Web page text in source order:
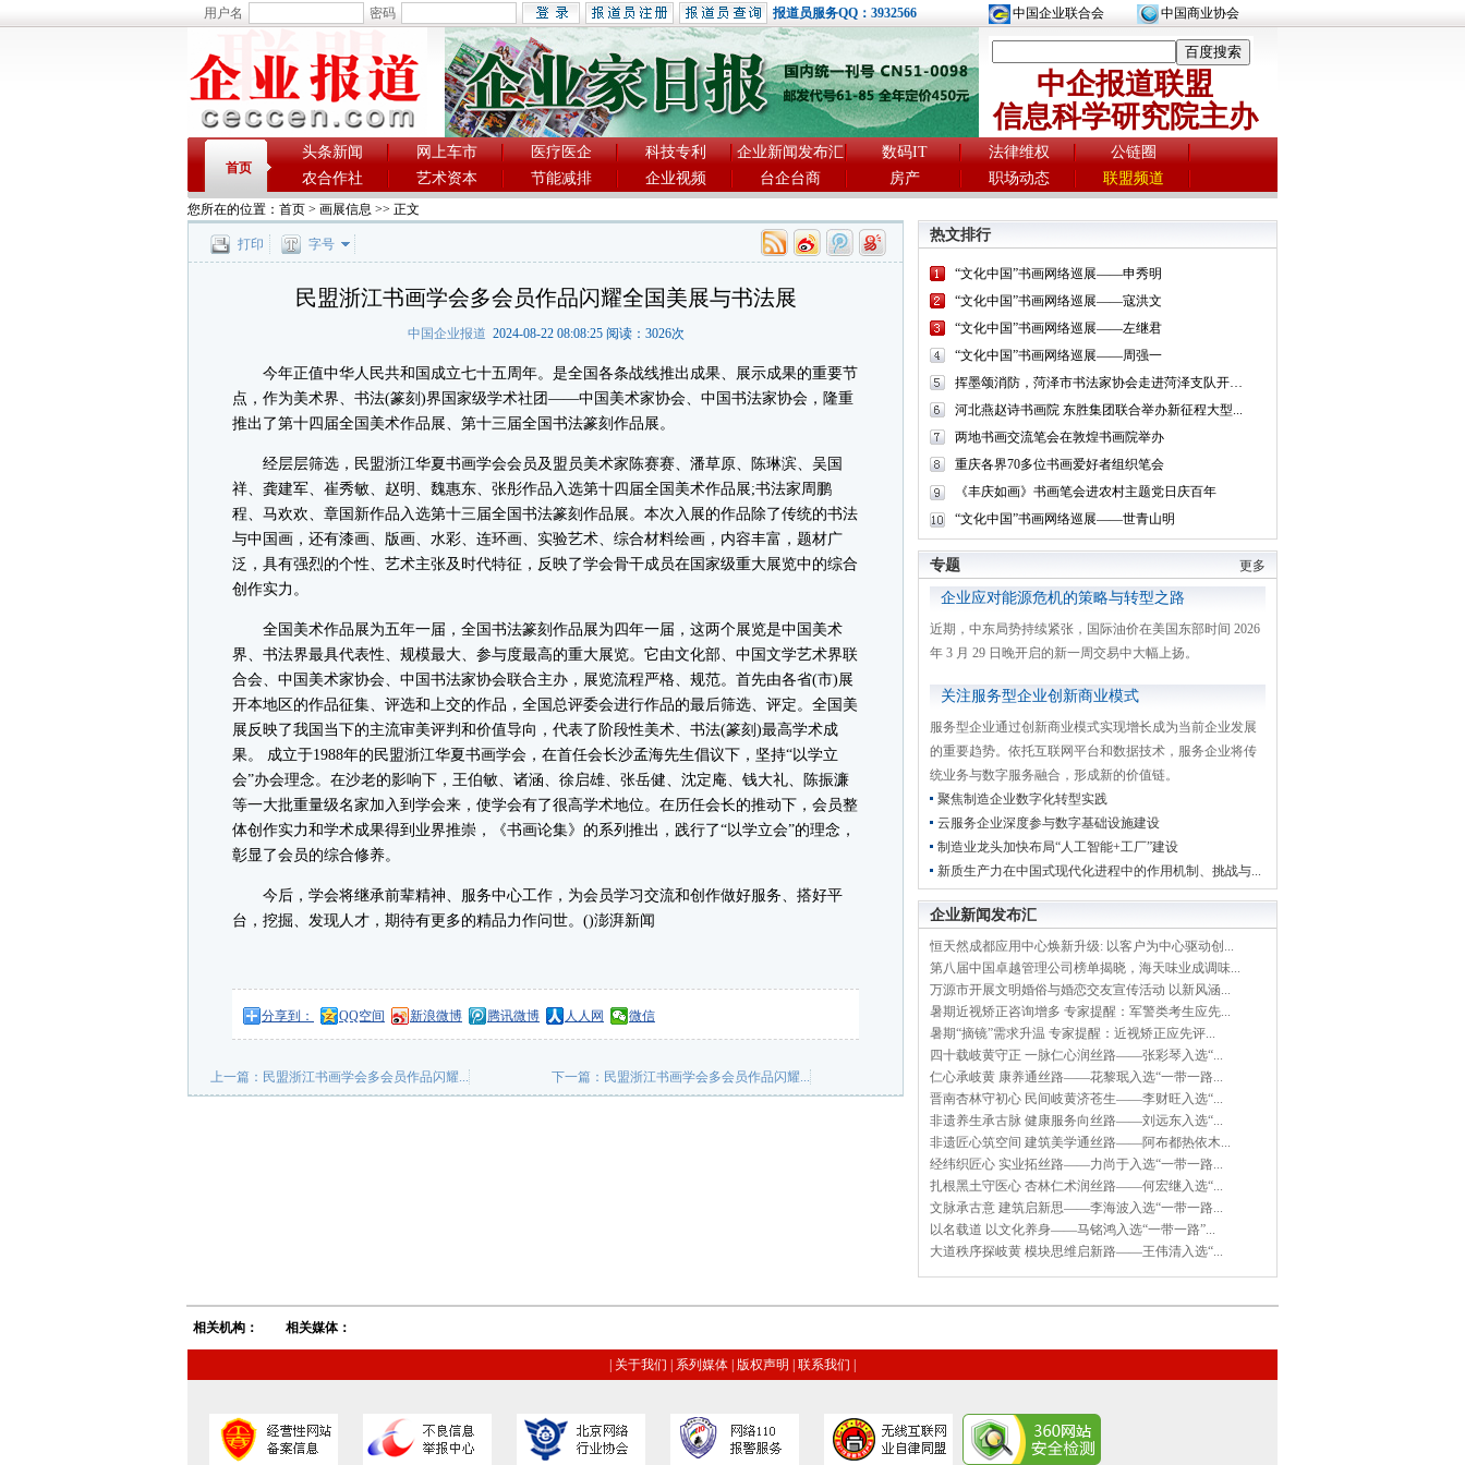
中国企业联合会 中国商业协会
用户名 密码 报道员服务QQ：3932566
中企报道联盟
信息科学研究院主办
首页
头条新闻 网上车市 医疗医企 科技专利 企业新闻发布汇 数码IT 法律维权
公链圈
农合作社
艺术资本 节能减排 企业视频 台企台商 房产 职场动态 联盟频道
您所在的位置： 首页 > 画展信息 >> 正文
打印 字号
民盟浙江书画学会多会员作品闪耀全国美展与书法展
中国企业报道 2024-08-22 08:08:25 阅读： 3026次
今年正值中华人民共和国成立七十五周年。是全国各条战线推出成果、展示成果的重要节
点，作为美术界、书法(篆刻)界国家级学术社团――中国美术家协会、中国书法家协会，隆重
推出了第十四届全国美术作品展、第十三届全国书法篆刻作品展。
经层层筛选，民盟浙江华夏书画学会会员及盟员美术家陈赛赛、潘草原、陈琳滨、吴国
祥、龚建军、崔秀敏、赵明、魏惠东、张彤作品入选第十四届全国美术作品展;书法家周鹏
程、马欢欢、章国新作品入选第十三届全国书法篆刻作品展。本次入展的作品除了传统的书法
与中国画，还有漆画、版画、水彩、连环画、实验艺术、综合材料绘画，内容丰富，题材广
泛，具有强烈的个性、艺术主张及时代特征，反映了学会骨干成员在国家级重大展览中的综合
创作实力。
全国美术作品展为五年一届，全国书法篆刻作品展为四年一届，这两个展览是中国美术
界、书法界最具代表性、规模最大、参与度最高的重大展览。它由文化部、中国文学艺术界联
合会、中国美术家协会、中国书法家协会联合主办，展览流程严格、规范。首先由各省(市)展
开本地区的作品征集、评选和上交的作品，全国总评委会进行作品的最后筛选、评定。全国美
展反映了我国当下的主流审美评判和价值导向，代表了阶段性美术、书法(篆刻)最高学术成
果。 成立于1988年的民盟浙江华夏书画学会，在首任会长沙孟海先生倡议下，坚持“以学立
会”办会理念。在沙老的影响下，王伯敏、诸涵、徐启雄、张岳健、沈定庵、钱大礼、陈振濂
等一大批重量级名家加入到学会来，使学会有了很高学术地位。在历任会长的推动下，会员整
体创作实力和学术成果得到业界推崇，《书画论集》的系列推出，践行了“以学立会”的理念，
彰显了会员的综合修养。
今后，学会将继承前辈精神、服务中心工作，为会员学习交流和创作做好服务、搭好平
台，挖掘、发现人才，期待有更多的精品力作问世。()澎湃新闻
分享到： QQ空间 新浪微博 腾讯微博 人人网 微信
上一篇： 民盟浙江书画学会多会员作品闪耀... 下一篇： 民盟浙江书画学会多会员作品闪耀...
热文排行
“文化中国”书画网络巡展——申秀明
“文化中国”书画网络巡展——寇洪文
“文化中国”书画网络巡展——左继君
“文化中国”书画网络巡展——周强一
挥墨颂消防，菏泽市书法家协会走进菏泽支队开展...
河北燕赵诗书画院 东胜集团联合举办新征程大型...
两地书画交流笔会在敦煌书画院举办
重庆各界70多位书画爱好者组织笔会
《丰庆如画》书画笔会进农村主题党日庆百年
“文化中国”书画网络巡展——世青山明
更多
专题
企业应对能源危机的策略与转型之路
近期，中东局势持续紧张，国际油价在美国东部时间 2026
年 3 月 29 日晚开启的新一周交易中大幅上扬。
关注服务型企业创新商业模式
服务型企业通过创新商业模式实现增长成为当前企业发展
的重要趋势。依托互联网平台和数据技术，服务企业将传
统业务与数字服务融合，形成新的价值链。
聚焦制造企业数字化转型实践
云服务企业深度参与数字基础设施建设
制造业龙头加快布局“人工智能+工厂”建设
新质生产力在中国式现代化进程中的作用机制、挑战与...
企业新闻发布汇
恒天然成都应用中心焕新升级: 以客户为中心驱动创...
第八届中国卓越管理公司榜单揭晓，海天味业成调味...
万源市开展文明婚俗与婚恋交友宣传活动 以新风涵...
暑期近视矫正咨询增多 专家提醒：军警类考生应先...
暑期“摘镜”需求升温 专家提醒：近视矫正应先评...
四十载岐黄守正 一脉仁心润丝路——张彩琴入选“...
仁心承岐黄 康养通丝路——花黎珉入选“一带一路...
晋南杏林守初心 民间岐黄济苍生——李财旺入选“...
非遗养生承古脉 健康服务向丝路——刘远东入选“...
非遗匠心筑空间 建筑美学通丝路——阿布都热依木...
经纬织匠心 实业拓丝路——力尚于入选“一带一路...
扎根黑土守医心 杏林仁术润丝路——何宏继入选“...
文脉承古意 建筑启新思——李海波入选“一带一路...
以名载道 以文化养身——马铭鸿入选“一带一路”...
大道秩序探岐黄 模块思维启新路——王伟清入选“...
相关机构： 相关媒体：
关于我们 系列媒体 版权声明 联系我们